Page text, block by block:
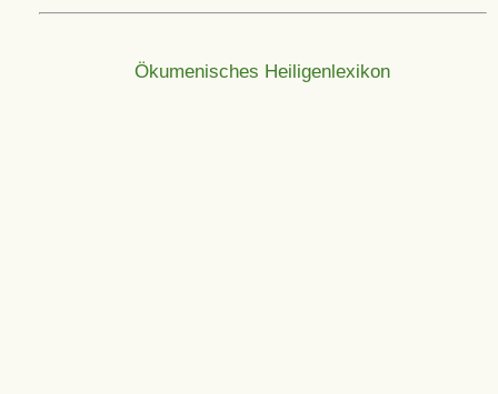
Ökumenisches Heiligenlexikon